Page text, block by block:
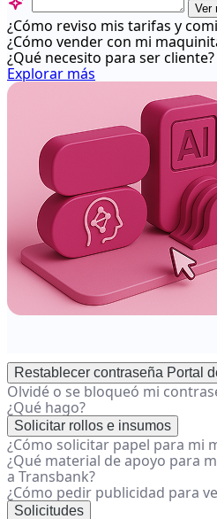
Ver
¿Cómo reviso mis tarifas y
¿Cómo vender con mi
¿Qué necesito para ser cliente?
Explorar más
Restablecer contraseña Portal
Olvidé o se bloqueó mi
¿Qué hago?
Solicitar rollos e insumos
¿Cómo solicitar papel para mi
¿Qué material de apoyo para
a Transbank?
¿Cómo pedir publicidad para
Solicitudes